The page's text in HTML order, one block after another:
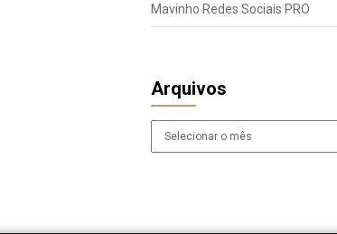
Mavinho Redes Sociais PRO
Arquivos
Arquivos